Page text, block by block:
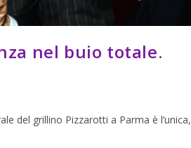
nel buio totale.
del grillino Pizzarotti a Parma è l’unica,